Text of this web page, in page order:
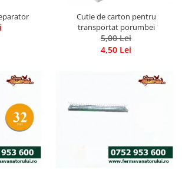
Cutie de carton pentru
transportat porumbei
5,00 Lei
4,50 Lei